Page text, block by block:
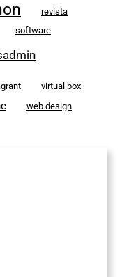
revista
software
virtual box
web design